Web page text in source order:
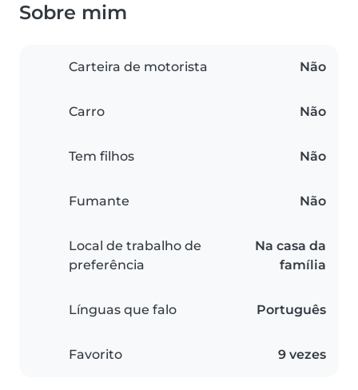
Sobre mim
Carteira de motorista Não
Carro Não
Tem filhos Não
Fumante Não
Local de trabalho de
preferência
Na casa da
família
Línguas que falo Português
Favorito 9 vezes